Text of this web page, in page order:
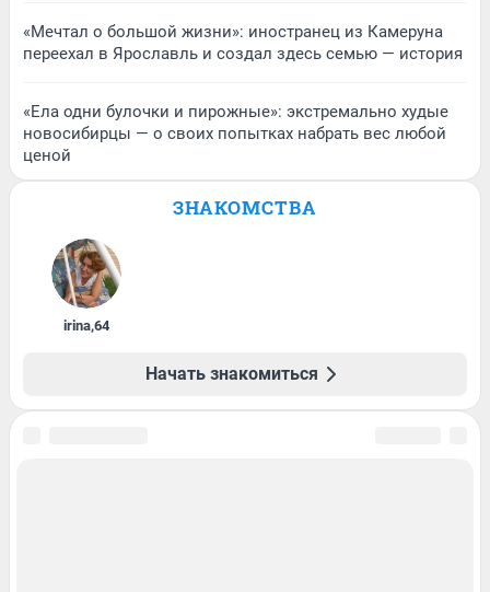
«Мечтал о большой жизни»: иностранец из Камеруна
переехал в Ярославль и создал здесь семью — история
«Ела одни булочки и пирожные»: экстремально худые
новосибирцы — о своих попытках набрать вес любой
ценой
ЗНАКОМСТВА
irina,64
Начать знакомиться